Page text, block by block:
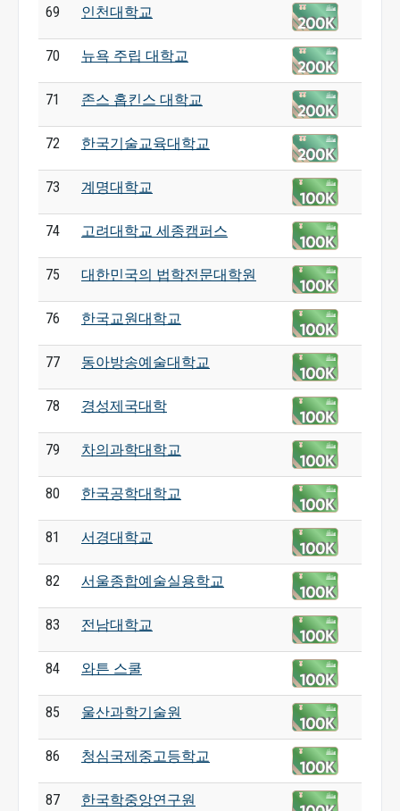
69 인천대학교
70 뉴욕 주립 대학교
71 존스 홉킨스 대학교
72 한국기술교육대학교
73 계명대학교
74 고려대학교 세종캠퍼스
75 대한민국의 법학전문대학원
76 한국교원대학교
77 동아방송예술대학교
78 경성제국대학
79 차의과학대학교
80 한국공학대학교
81 서경대학교
82 서울종합예술실용학교
83 전남대학교
84 와튼 스쿨
85 울산과학기술원
86 청심국제중고등학교
87 한국학중앙연구원